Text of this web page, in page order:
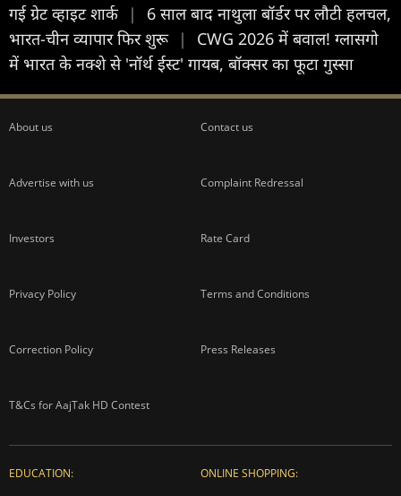
गई ग्रेट व्हाइट शार्क
|
6 साल बाद नाथुला बॉर्डर पर लौटी हलचल,
भारत-चीन व्यापार फिर शुरू |
CWG 2026 में बवाल! ग्लासगो
में भारत के नक्शे से 'नॉर्थ ईस्ट' गायब, बॉक्सर का फूटा गुस्सा
About us Contact us
Advertise with us Complaint Redressal
Investors Rate Card
Privacy Policy Terms and Conditions
Correction Policy Press Releases
T&Cs for AajTak HD Contest
EDUCATION: ONLINE SHOPPING: